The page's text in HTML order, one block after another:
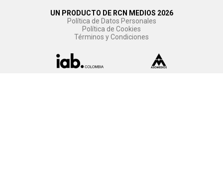
UN PRODUCTO DE RCN MEDIOS 2026
Política de Datos Personales
Política de Cookies
Términos y Condiciones